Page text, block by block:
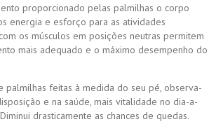
proporcionado pelas palmilhas o corpo
energia e esforço para as atividades
os músculos em posições neutras permitem
mais adequado e o máximo desempenho do
palmilhas feitas à medida do seu pé, observa-
e na saúde, mais vitalidade no dia-a-
drasticamente as chances de quedas.